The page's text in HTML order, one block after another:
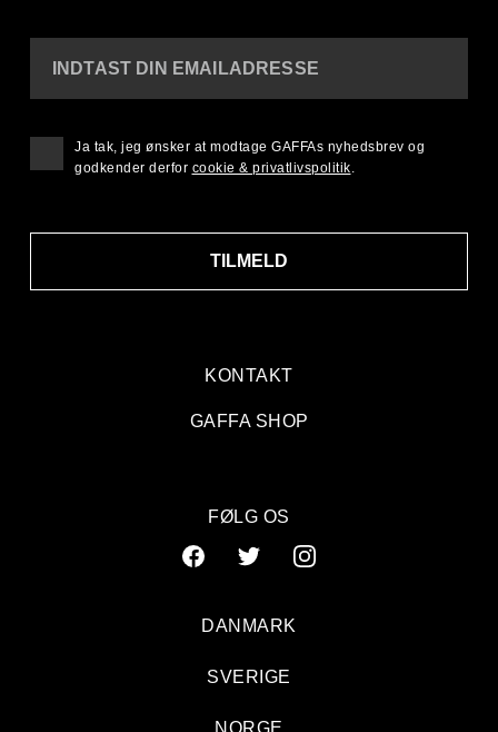
KONTAKT
GAFFA SHOP
INDTAST DIN EMAILADRESSE
TILMELD
Ja tak, jeg ønsker at modtage GAFFAs nyhedsbrev og
godkender derfor cookie & privatlivspolitik.
FØLG OS
DANMARK
SVERIGE
NORGE